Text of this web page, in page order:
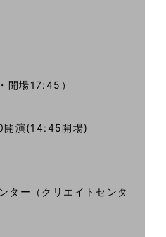
開場17:45）
演(14:45開場)
ター（クリエイトセンタ